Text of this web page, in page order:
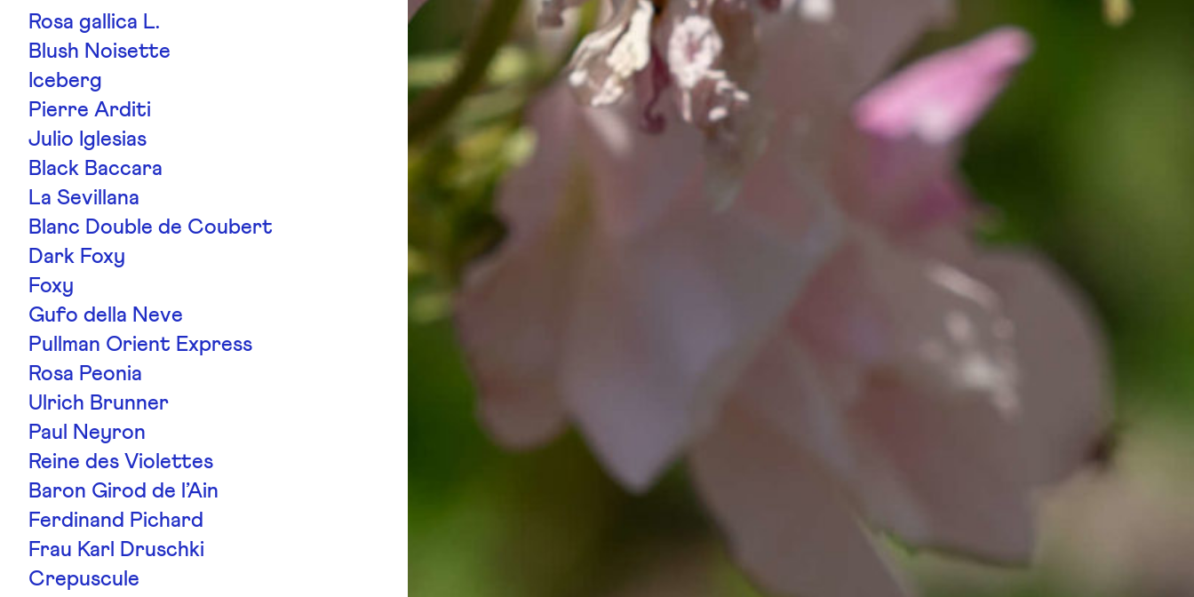
Rosa gallica L.
Blush Noisette
Iceberg
Pierre Arditi
Julio Iglesias
Black Baccara
La Sevillana
Blanc Double de Coubert
Dark Foxy
Foxy
Gufo della Neve
Pullman Orient Express
Rosa Peonia
Ulrich Brunner
Paul Neyron
Reine des Violettes
Baron Girod de l’Ain
Ferdinand Pichard
Frau Karl Druschki
Crepuscule